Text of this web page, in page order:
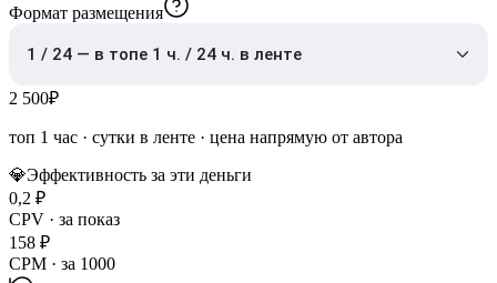
Формат размещения
1 / 24 — в топе 1 ч. / 24 ч. в ленте
2 500₽
топ 1 час · сутки в ленте · цена напрямую от автора
💎Эффективность за эти деньги
0,2 ₽
CPV · за показ
158 ₽
CPM · за 1000